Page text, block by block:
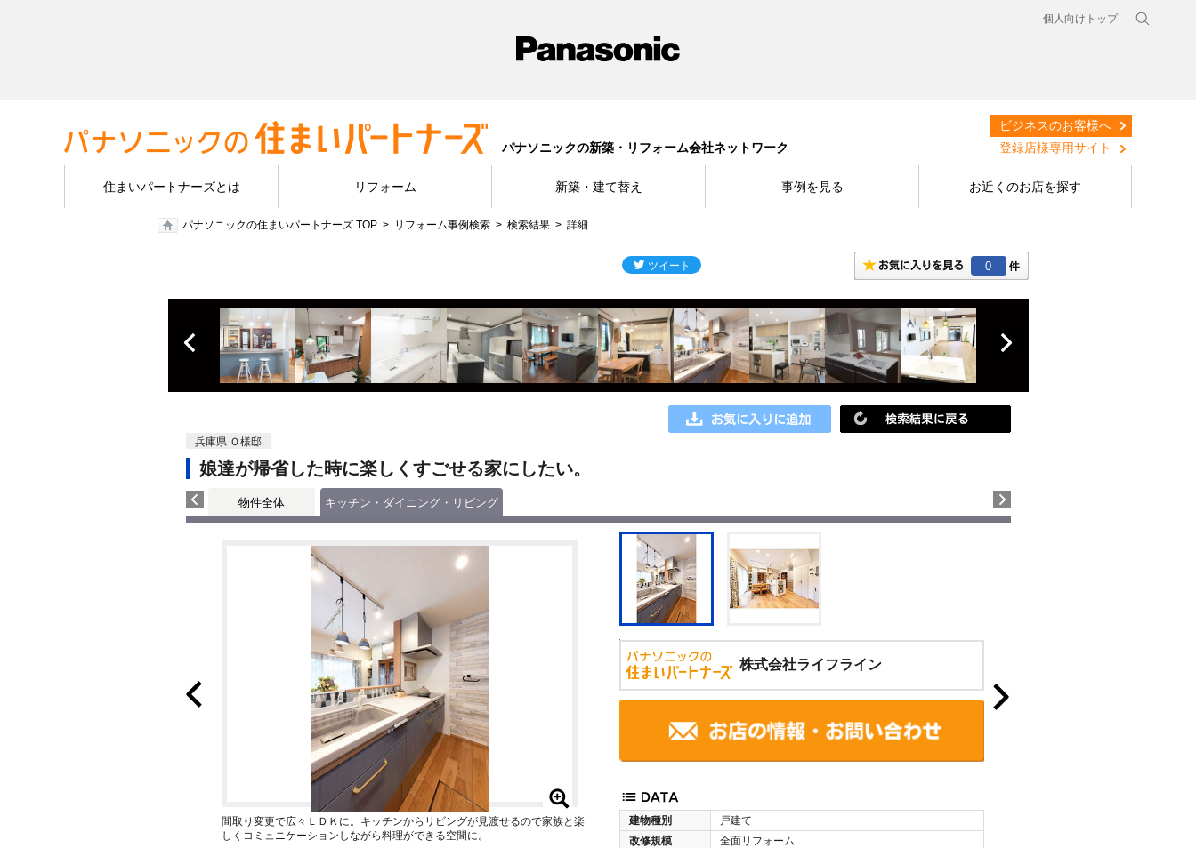
個人向けトップ
パナソニックの新築・リフォーム会社ネットワーク
ビジネスのお客様へ
登録店様専用サイト
住まいパートナーズとは リフォーム 新築・建て替え 事例を見る お近くのお店を探す
パナソニックの住まいパートナーズ TOP リフォーム事例検索 検索結果 詳細
0
兵庫県 Ｏ様邸
娘達が帰省した時に楽しくすごせる家にしたい。
物件全体 キッチン・ダイニング・リビング
株式会社ライフライン
建物種別
戸建て
改修規模
全面リフォーム
間取り変更で広々ＬＤＫに。キッチンからリビングが見渡せるので家族と楽
しくコミュニケーションしながら料理ができる空間に。